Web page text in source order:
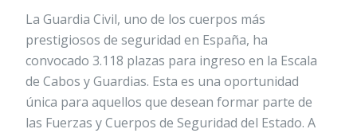
La Guardia Civil, uno de los cuerpos más
prestigiosos de seguridad en España, ha
convocado 3.118 plazas para ingreso en la Escala
de Cabos y Guardias. Esta es una oportunidad
única para aquellos que desean formar parte de
las Fuerzas y Cuerpos de Seguridad del Estado. A